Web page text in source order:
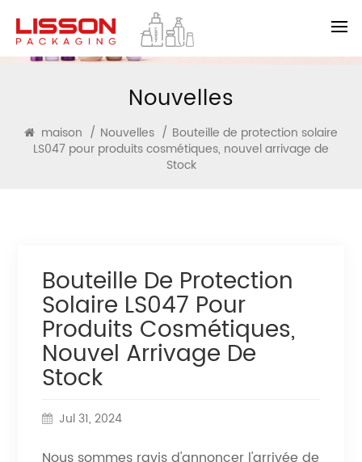
Nouvelles
maison / Nouvelles / Bouteille de protection solaire
LS047 pour produits cosmétiques, nouvel arrivage de
Stock
Bouteille De Protection
Solaire LS047 Pour
Produits Cosmétiques,
Nouvel Arrivage De
Stock
Jul 31, 2024